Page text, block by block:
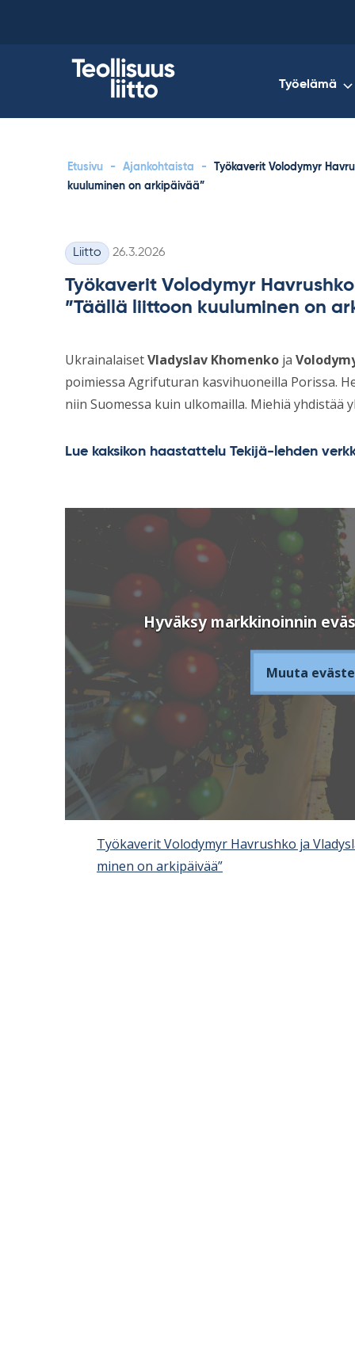
Työelämä
Etusivu - Ajankohtaista -
Työkaverit Volodymyr
kuuluminen on arkipäivää”
Kategoriat
Liitto Kirjoitettu
26.3.2026
Työkaverit Volodymyr
”Täällä liittoon kuuluminen on
UkrainalaisetVladyslav Khomenko ja
poimiessa Agrifuturan kasvihuoneilla Porissa.
niin Suomessa kuin ulkomailla. Miehiä yhdistää
Lue kaksikon haastattelu Tekijä-lehden
Hyväksy markkinoinnin
Muuta
Työka­verit Volodymyr Havrushko ja
minen on arkipäivää”